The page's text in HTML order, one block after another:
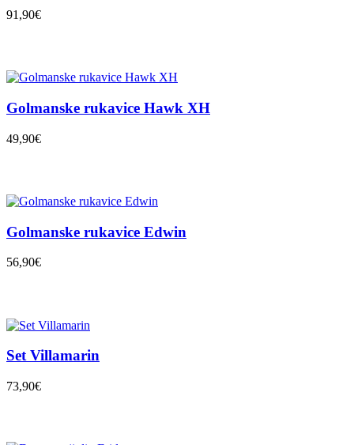
91,90€
Golmanske rukavice Hawk XH
49,90€
Golmanske rukavice Edwin
56,90€
Set Villamarin
73,90€